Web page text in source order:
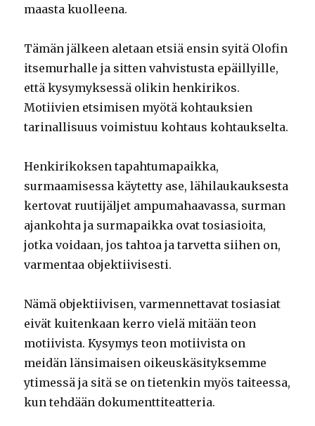
maasta kuolleena.
Tämän jälkeen aletaan etsiä ensin syitä Olofin
itsemurhalle ja sitten vahvistusta epäillyille,
että kysymyksessä olikin henkirikos.
Motiivien etsimisen myötä kohtauksien
tarinallisuus voimistuu kohtaus kohtaukselta.
Henkirikoksen tapahtumapaikka,
surmaamisessa käytetty ase, lähilaukauksesta
kertovat ruutijäljet ampumahaavassa, surman
ajankohta ja surmapaikka ovat tosiasioita,
jotka voidaan, jos tahtoa ja tarvetta siihen on,
varmentaa objektiivisesti.
Nämä objektiivisen, varmennettavat tosiasiat
eivät kuitenkaan kerro vielä mitään teon
motiivista. Kysymys teon motiivista on
meidän länsimaisen oikeuskäsityksemme
ytimessä ja sitä se on tietenkin myös taiteessa,
kun tehdään dokumenttiteatteria.